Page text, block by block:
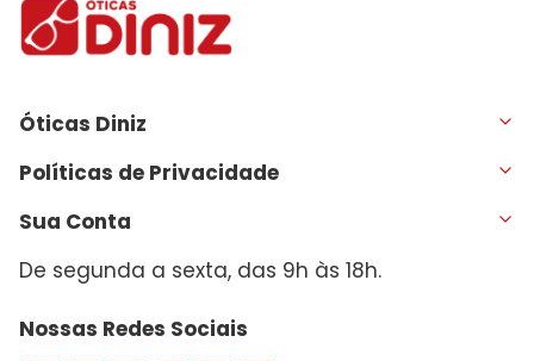
Óticas Diniz
Políticas de Privacidade
Sua Conta
De segunda a sexta, das 9h às 18h.
Nossas Redes Sociais